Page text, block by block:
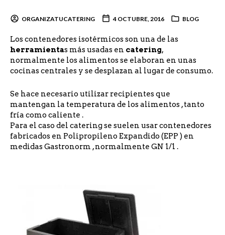
ORGANIZATUCATERING 4 OCTUBRE, 2016 BLOG
Los contenedores isotérmicos son una de las
herramientas más usadas en catering,
normalmente los alimentos se elaboran en unas
cocinas centrales y se desplazan al lugar de consumo.
Se hace necesario utilizar recipientes que
mantengan la temperatura de los alimentos , tanto
fría como caliente .
Para el caso del catering se suelen usar contenedores
fabricados en Polipropileno Expandido (EPP ) en
medidas Gastronorm , normalmente GN 1/1 .